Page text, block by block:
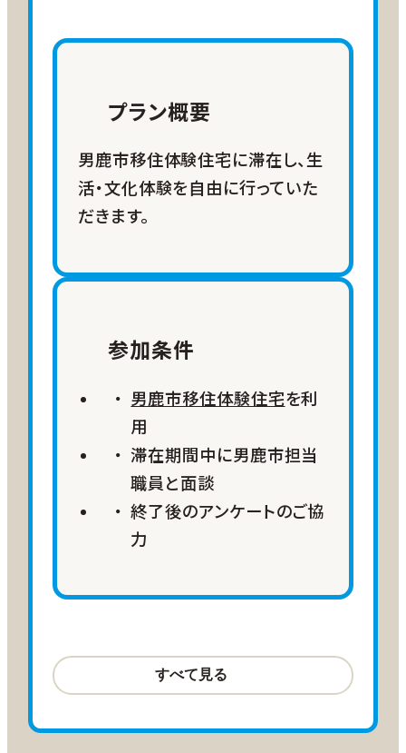
プラン概要
男鹿市移住体験住宅に滞在し、生
活・文化体験を自由に行っていた
だきます。
参加条件
男鹿市移住体験住宅を利
用
滞在期間中に男鹿市担当
職員と面談
終了後のアンケートのご協
力
航空サポート
羽田＝秋田 往復15,000 ANA
羽田＝大館能代 往復15,000 ANA